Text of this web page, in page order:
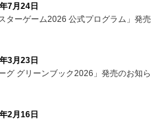
7月24日
ターゲーム2026 公式プログラム」発売
3月23日
グ グリーンブック2026」発売のお知ら
2月16日